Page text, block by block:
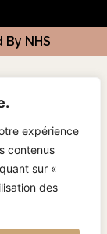
expérience
contenus
sur «
des
By NHS